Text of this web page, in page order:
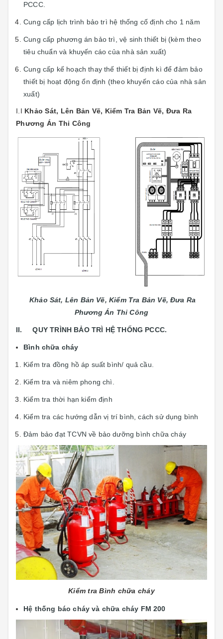
PCCC.
Cung cấp lịch trình bảo trì hệ thống cố định cho 1 năm
Cung cấp phương án bảo trì, vệ sinh thiết bị (kèm theo
tiêu chuẩn và khuyến cáo của nhà sản xuất)
Cung cấp kế hoạch thay thế thiết bị định kì để đảm bảo
thiết bị hoạt động ổn định (theo khuyến cáo của nhà sản
xuất)
I.I Khảo Sát, Lên Bản Vẽ, Kiểm Tra Bản Vẽ, Đưa Ra
Phương Án Thi Công
Khảo Sát, Lên Bản Vẽ, Kiểm Tra Bản Vẽ, Đưa Ra
Phương Án Thi Công
II. QUY TRÌNH BẢO TRÌ HỆ THỐNG PCCC.
Bình chữa cháy
Kiểm tra đồng hồ áp suất bình/ quả cầu.
Kiểm tra và niêm phong chì.
Kiểm tra thời hạn kiểm định
Kiểm tra các hướng dẫn vị trí bình, cách sử dụng bình
Đảm bảo đạt TCVN về bảo dưỡng bình chữa cháy
Kiểm tra Bình chữa cháy
Hệ thống báo cháy và chữa cháy FM 200